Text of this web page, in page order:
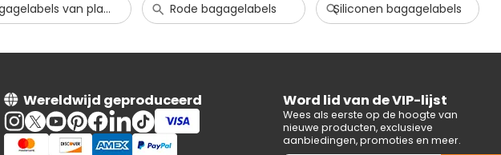
Bagagelabels van plastic en PVC Rode bagagelabels Siliconen bagagelabels
Wereldwijd geproduceerd Word lid van de VIP-lijst
Wees als eerste op de hoogte van
nieuwe producten, exclusieve
aanbiedingen, promoties en meer.